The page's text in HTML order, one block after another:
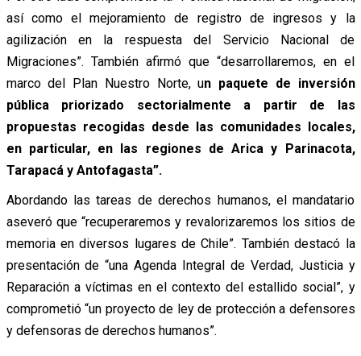
así como el mejoramiento de registro de ingresos y la
agilización en la respuesta del Servicio Nacional de
Migraciones”. También afirmó que “desarrollaremos, en el
marco del Plan Nuestro Norte, un paquete de inversión
pública priorizado sectorialmente a partir de las
propuestas recogidas desde las comunidades locales,
en particular, en las regiones de Arica y Parinacota,
Tarapacá y Antofagasta”.
Abordando las tareas de derechos humanos, el mandatario
aseveró que “recuperaremos y revalorizaremos los sitios de
memoria en diversos lugares de Chile”. También destacó la
presentación de “una Agenda Integral de Verdad, Justicia y
Reparación a víctimas en el contexto del estallido social”, y
comprometió “un proyecto de ley de protección a defensores
y defensoras de derechos humanos”.